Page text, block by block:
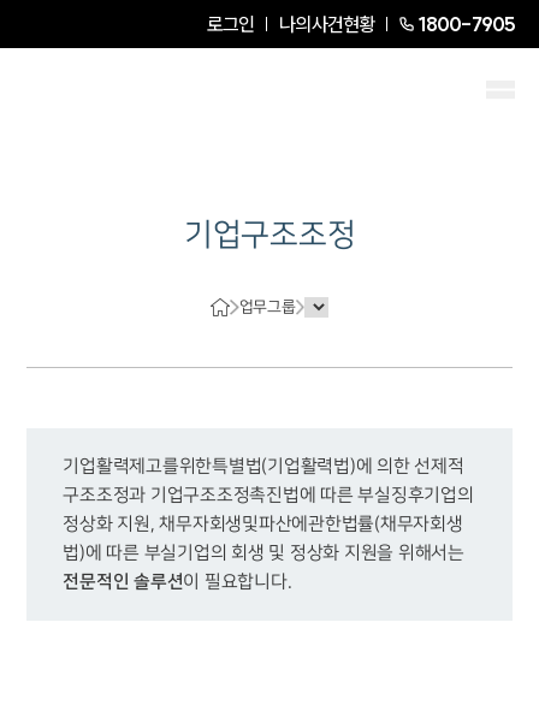
로그인 나의사건현황 1800-7905
기업구조조정
업무그룹
기업활력제고를위한특별법(기업활력법)에 의한 선제적
구조조정과 기업구조조정촉진법에 따른 부실징후기업의
정상화 지원, 채무자회생및파산에관한법률(채무자회생
전문적인 솔루션이 필요합니다.